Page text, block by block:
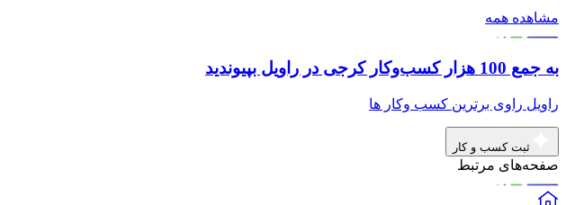
مشاهده همه
به جمع 100 هزار کسب‌وکار کرجی در راویل بپیوندید
راویل راوی برترین کسب وکار ها
ثبت کسب و کار
صفحه‌های مرتبط